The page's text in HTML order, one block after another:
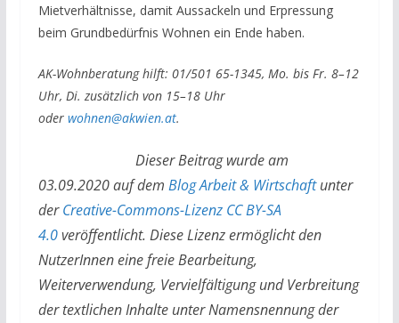
Mietverhältnisse, damit Aussackeln und Erpressung
beim Grundbedürfnis Wohnen ein Ende haben.
AK-Wohnberatung hilft: 01/501 65-1345, Mo. bis Fr. 8–12
Uhr, Di. zusätzlich von 15–18 Uhr
oder wohnen@akwien.at.
Dieser Beitrag wurde am
03.09.2020 auf dem Blog Arbeit & Wirtschaftunter
derCreative-Commons-Lizenz CC BY-SA
4.0veröffentlicht. Diese Lizenz ermöglicht den
NutzerInnen eine freie Bearbeitung,
Weiterverwendung, Vervielfältigung und Verbreitung
der textlichen Inhalte unter Namensnennung der